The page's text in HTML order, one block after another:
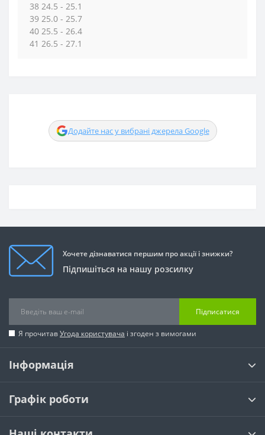
38 24.5 - 25.1
39 25.0 - 25.7
40 25.5 - 26.4
41 26.5 - 27.1
Додайте нас у вибрані джерела Google
Хочете дізнаватися першим про акції і знижки?
Підпишіться на нашу розсилку
Підписатися
Я прочитавУгода користувача і згоден з вимогами
Інформація
Графік роботи